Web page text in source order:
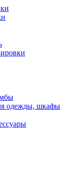
одежды, шкафы